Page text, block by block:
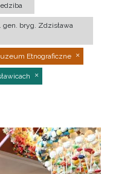
gen. bryg. Zdzisława
Etnograficzne